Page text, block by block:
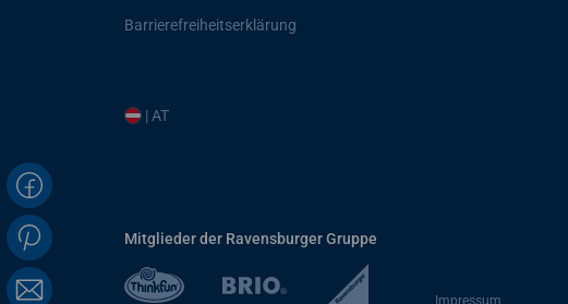
Barrierefreiheitserklärung
| AT
Mitglieder der Ravensburger Gruppe
Impressum